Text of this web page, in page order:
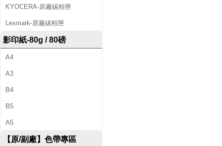
KYOCERA-原廠碳粉匣
Lexmark-原廠碳粉匣
影印紙-80g / 80磅
A4
A3
B4
B5
A5
【原/副廠】色帶專區